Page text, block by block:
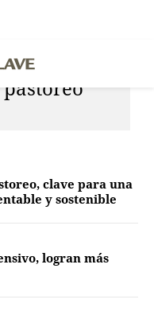
clave para una
y sostenible
logran más